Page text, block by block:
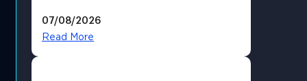
07/08/2026
Read More